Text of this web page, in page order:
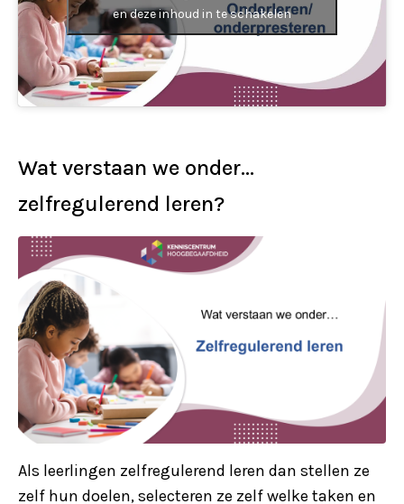
en deze inhoud in te schakelen
Wat verstaan we onder…
zelfregulerend leren?
Als leerlingen zelfregulerend leren dan stellen ze
zelf hun doelen, selecteren ze zelf welke taken en